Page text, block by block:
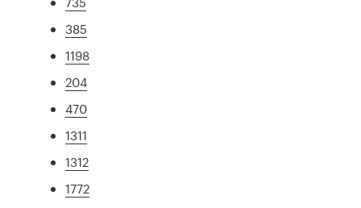
385
1198
204
470
1311
1312
1772